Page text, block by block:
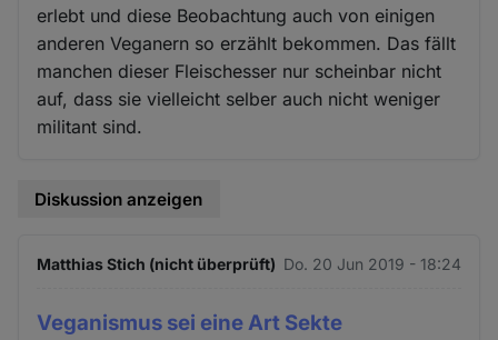
erlebt und diese Beobachtung auch von einigen
anderen Veganern so erzählt bekommen. Das fällt
manchen dieser Fleischesser nur scheinbar nicht
auf, dass sie vielleicht selber auch nicht weniger
militant sind.
Diskussion anzeigen
Matthias Stich (nicht überprüft) Do. 20 Jun 2019 - 18:24
Veganismus sei eine Art Sekte